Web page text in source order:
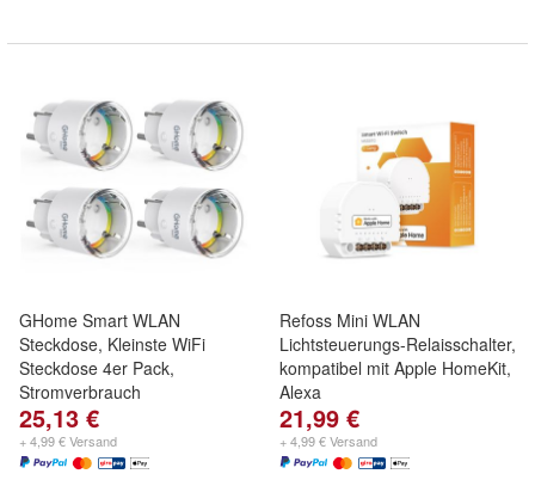
GHome Smart WLAN
Steckdose, Kleinste WiFi
Steckdose 4er Pack,
Stromverbrauch
25,13 €
+ 4,99 € Versand
Refoss Mini WLAN
Lichtsteuerungs-Relaisschalter,
kompatibel mit Apple HomeKit,
Alexa
21,99 €
+ 4,99 € Versand